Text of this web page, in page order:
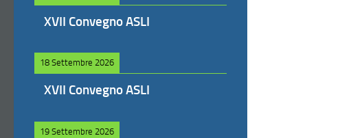
XVII Convegno ASLI
18 Settembre 2026
XVII Convegno ASLI
19 Settembre 2026